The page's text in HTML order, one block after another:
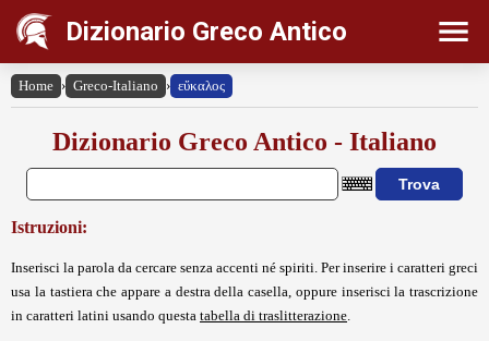
Dizionario Greco Antico
Home › Greco-Italiano › εὔκαλος
Dizionario Greco Antico - Italiano
Istruzioni:
Inserisci la parola da cercare senza accenti né spiriti. Per inserire i caratteri greci
usa la tastiera che appare a destra della casella, oppure inserisci la trascrizione
in caratteri latini usando questa tabella di traslitterazione